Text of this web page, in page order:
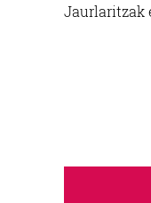
Jaurlaritzak